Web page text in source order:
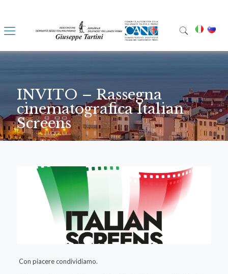
INVITO – Rassegna
cinematografica Italian
Screens
Con piacere condividiamo.